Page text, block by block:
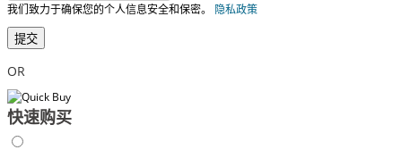
我们致力于确保您的个人信息安全和保密。 隐私政策
提交
OR
快速购买